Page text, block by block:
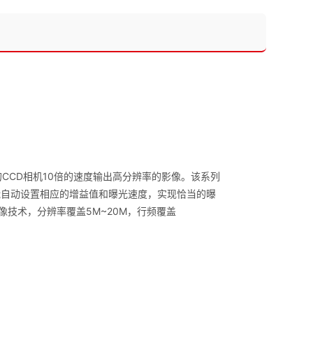
相机10倍的速度输出高分辨率的影像。该系列
动设置相应的增益值和曝光速度，实现恰当的曝
技术，分辨率覆盖5M~20M，行频覆盖